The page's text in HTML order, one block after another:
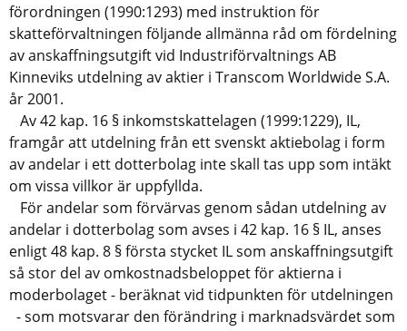
förordningen (1990:1293) med instruktion för
skatteförvaltningen följande allmänna råd om fördelning
av anskaffningsutgift vid Industriförvaltnings AB
Kinneviks utdelning av aktier i Transcom Worldwide S.A.
år 2001.
Av 42 kap. 16 § inkomstskattelagen (1999:1229), IL,
framgår att utdelning från ett svenskt aktiebolag i form
av andelar i ett dotterbolag inte skall tas upp som intäkt
om vissa villkor är uppfyllda.
För andelar som förvärvas genom sådan utdelning av
andelar i dotterbolag som avses i 42 kap. 16 § IL, anses
enligt 48 kap. 8 § första stycket IL som anskaffningsutgift
så stor del av omkostnadsbeloppet för aktierna i
moderbolaget - beräknat vid tidpunkten för utdelningen
- som motsvarar den förändring i marknadsvärdet som